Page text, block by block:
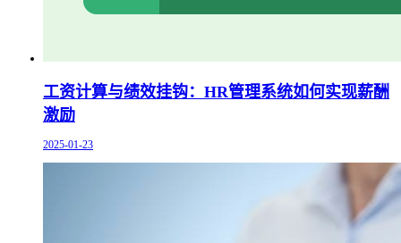
工资计算与绩效挂钩：HR管理系统如何实现薪酬
激励
2025-01-23